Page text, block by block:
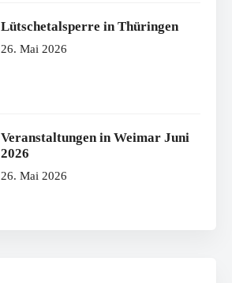
Lütschetalsperre in Thüringen
26. Mai 2026
Veranstaltungen in Weimar Juni
2026
26. Mai 2026